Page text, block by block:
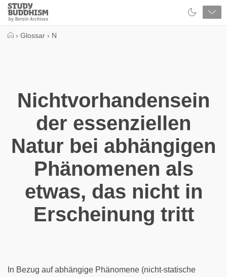
Close
Study
Buddhism
› Glossar › N
Nichtvorhandensein
der essenziellen
Natur bei abhängigen
Phänomenen als
etwas, das nicht in
Erscheinung tritt
In Bezug auf abhängige Phänomene (nicht-statische